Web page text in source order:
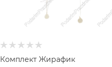
Комплект Жирафик